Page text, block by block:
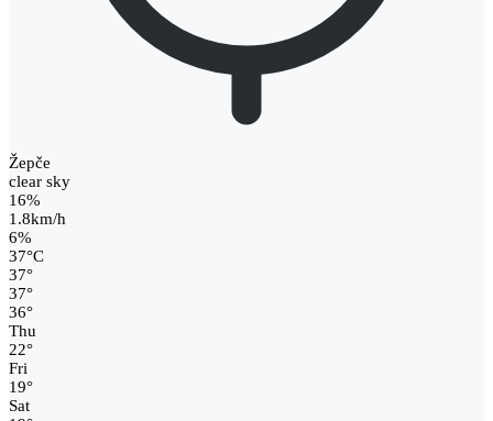
Žepče
clear sky
16%
1.8km/h
6%
37°C
37°
37°
36°
Thu
22°
Fri
19°
Sat